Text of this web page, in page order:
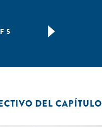
5
DEL CAPÍTULO